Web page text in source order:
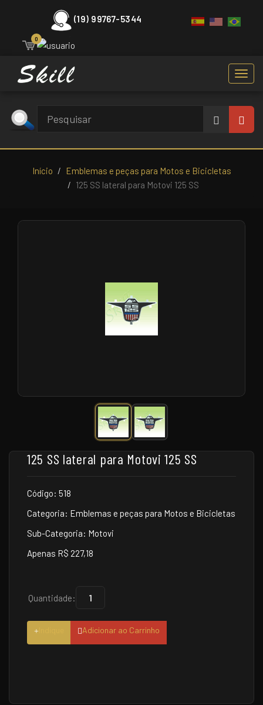
(19) 99767-5344
0
Início
Emblemas e peças para Motos e Bicicletas
125 SS lateral para Motovi 125 SS
125 SS lateral para Motovi 125 SS
Código: 518
Categoria: Emblemas e peças para Motos e Bicicletas
Sub-Categoria: Motovi
Apenas R$ 227,18
Quantidade:
Adicionar ao Carrinho